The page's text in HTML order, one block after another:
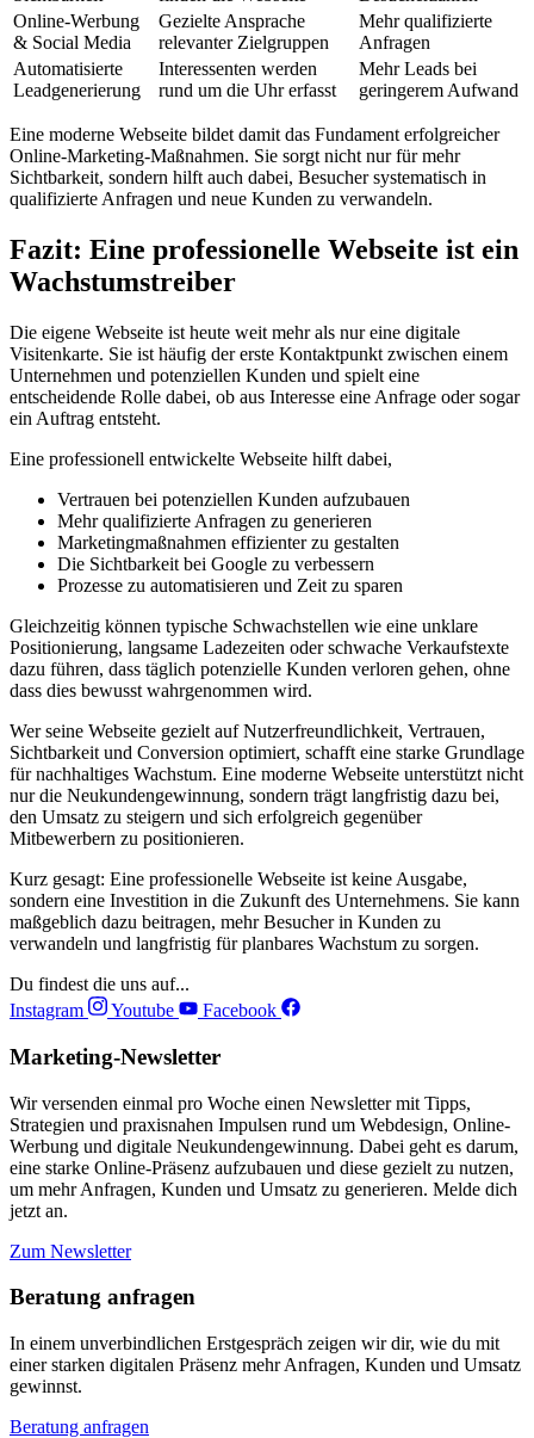
Online-Werbung
& Social Media
Gezielte Ansprache
relevanter Zielgruppen
Mehr qualifizierte
Anfragen
Automatisierte
Leadgenerierung
Interessenten werden
rund um die Uhr erfasst
Mehr Leads bei
geringerem Aufwand
Eine moderne Webseite bildet damit das Fundament erfolgreicher
Online-Marketing-Maßnahmen. Sie sorgt nicht nur für mehr
Sichtbarkeit, sondern hilft auch dabei, Besucher systematisch in
qualifizierte Anfragen und neue Kunden zu verwandeln.
Fazit: Eine professionelle Webseite ist ein
Wachstumstreiber
Die eigene Webseite ist heute weit mehr als nur eine digitale
Visitenkarte. Sie ist häufig der erste Kontaktpunkt zwischen einem
Unternehmen und potenziellen Kunden und spielt eine
entscheidende Rolle dabei, ob aus Interesse eine Anfrage oder sogar
ein Auftrag entsteht.
Eine professionell entwickelte Webseite hilft dabei,
Vertrauen bei potenziellen Kunden aufzubauen
Mehr qualifizierte Anfragen zu generieren
Marketingmaßnahmen effizienter zu gestalten
Die Sichtbarkeit bei Google zu verbessern
Prozesse zu automatisieren und Zeit zu sparen
Gleichzeitig können typische Schwachstellen wie eine unklare
Positionierung, langsame Ladezeiten oder schwache Verkaufstexte
dazu führen, dass täglich potenzielle Kunden verloren gehen, ohne
dass dies bewusst wahrgenommen wird.
Wer seine Webseite gezielt auf Nutzerfreundlichkeit, Vertrauen,
Sichtbarkeit und Conversion optimiert, schafft eine starke Grundlage
für nachhaltiges Wachstum. Eine moderne Webseite unterstützt nicht
nur die Neukundengewinnung, sondern trägt langfristig dazu bei,
den Umsatz zu steigern und sich erfolgreich gegenüber
Mitbewerbern zu positionieren.
Kurz gesagt: Eine professionelle Webseite ist keine Ausgabe,
sondern eine Investition in die Zukunft des Unternehmens. Sie kann
maßgeblich dazu beitragen, mehr Besucher in Kunden zu
verwandeln und langfristig für planbares Wachstum zu sorgen.
Du findest die uns auf...
Instagram
Youtube Facebook
Marketing-Newsletter
Wir versenden einmal pro Woche einen Newsletter mit Tipps,
Strategien und praxisnahen Impulsen rund um Webdesign, Online-
Werbung und digitale Neukundengewinnung. Dabei geht es darum,
eine starke Online-Präsenz aufzubauen und diese gezielt zu nutzen,
um mehr Anfragen, Kunden und Umsatz zu generieren. Melde dich
jetzt an.
Zum Newsletter
Beratung anfragen
In einem unverbindlichen Erstgespräch zeigen wir dir, wie du mit
einer starken digitalen Präsenz mehr Anfragen, Kunden und Umsatz
gewinnst.
Beratung anfragen